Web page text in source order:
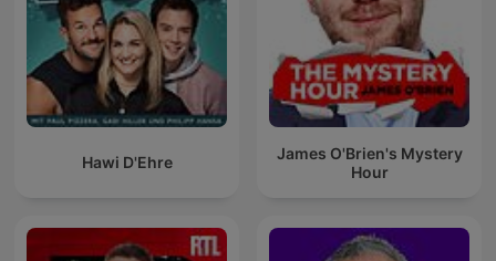
Hawi D'Ehre
James O'Brien's Mystery
Hour